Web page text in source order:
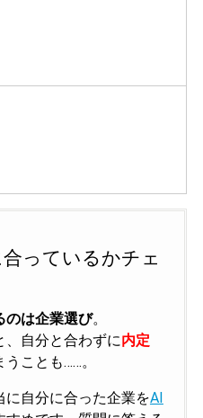
っているかチェ
のは企業選び。
、自分と合わずに内定
ことも……。
に自分に合った企業をAI